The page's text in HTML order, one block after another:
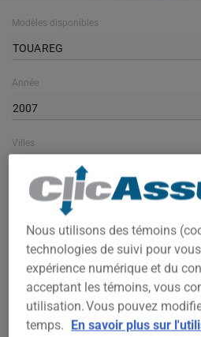
Modèles disponibles
TOUAREG
Année
2007
Villes
TOUTES LES VILLES
COÛTS
VOLKSWAGEN
DEPUIS 2025.
Nous n'avons pas encore
d'assurance auto pour ce
Nous utilisons des témoins
technologies de suivi pour
expérience numérique et du
acceptant les témoins, vous
utilisation. Vous pouvez
temps. En savoir plus sur